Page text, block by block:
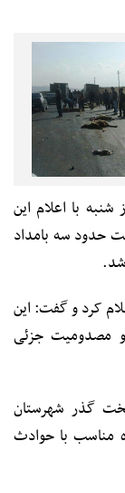
با اعلام این
حدود سه بامداد
دزفول اعلام کرد و گفت: این
راس گوسفند و مصدومیت جزئی
گذر شهرستان
مناسب با حوادث